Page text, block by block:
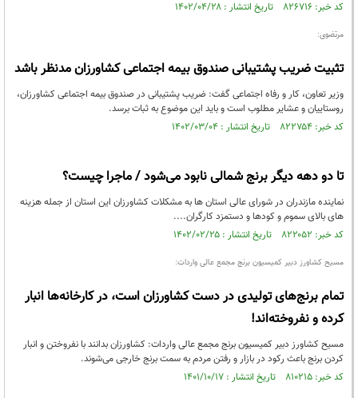
کد خبر: ۸۲۶۷۱۶ تاریخ انتشار : ۱۴۰۲/۰۴/۲۸
مرتضوی:
تثبیت ضریب پشتیبانی صندوق بیمه اجتماعی کشاورزان مدنظر باشد
وزیر تعاون، کار و رفاه اجتماعی گفت: ضریب پشتیبانی در صندوق بیمه اجتماعی کشاورزان،
روستاییان و عشایر مطلوب است و باید این موضوع به ثبات برسد.
کد خبر: ۸۲۲۷۵۴ تاریخ انتشار : ۱۴۰۲/۰۳/۰۴
تا دو دهه دیگر برنج شمالی نابود می‌شود / ماجرا چیست؟
نماینده مازندران در شورای عالی استان ها به مشکلات کشاورزان این استان از جمله هزینه
های بالای سموم و کودها و دستمزد کارگران....
کد خبر: ۸۲۲۰۵۲ تاریخ انتشار : ۱۴۰۲/۰۲/۲۵
مسیح کشاورز دبیر کمیسیون برنج مجمع عالی واردات:
تمام برنج‌های تولیدی در دست کشاورزان است، در کارخانه‌ها انبار
کرده و نفروخته‌اند!
مسیح کشاورز دبیر کمیسیون برنج مجمع عالی واردات: کشاورزان بدانند با نفروختن و انبار
کردن برنج باعث رکود در بازار و رفتن مردم به سمت برنج خارجی می‌شوند.
کد خبر: ۸۱۰۲۱۵ تاریخ انتشار : ۱۴۰۱/۱۰/۱۷